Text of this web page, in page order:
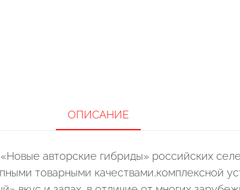
ОПИСАНИЕ
авторские гибриды» российских
товарными качествами,комплексной